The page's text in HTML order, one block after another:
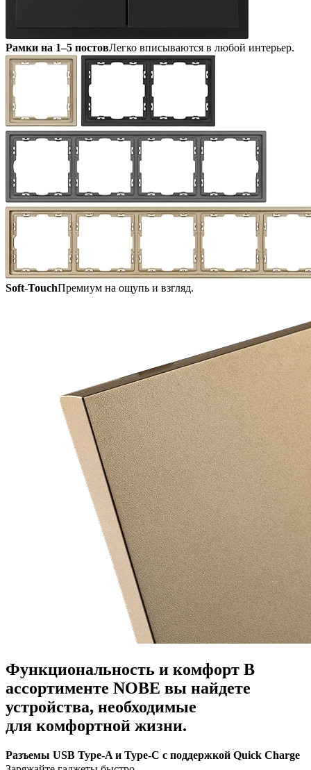
Рамки на 1–5 постовЛегко вписываются в любой интерьер.
Soft-TouchПремиум на ощупь и взгляд.
Функциональность и комфорт В
ассортименте NOBE вы найдете
устройства, необходимые
для комфортной жизни.
Разъемы USB Type-A и Type-C с поддержкой Quick Charge